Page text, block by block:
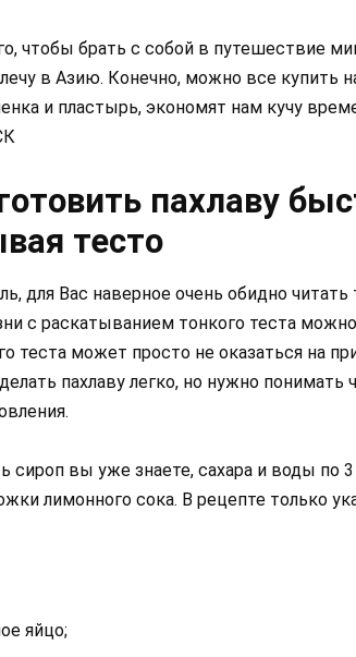
чтобы брать с собой в путешествие
в Азию. Конечно, можно все купить
и пластырь, экономят нам кучу
пахлаву
тесто
для Вас наверное очень обидно
с раскатыванием тонкого теста
теста может просто не оказаться на
пахлаву легко, но нужно понимать
сироп вы уже знаете, сахара и воды по
лимонного сока. В рецепте только
яйцо;